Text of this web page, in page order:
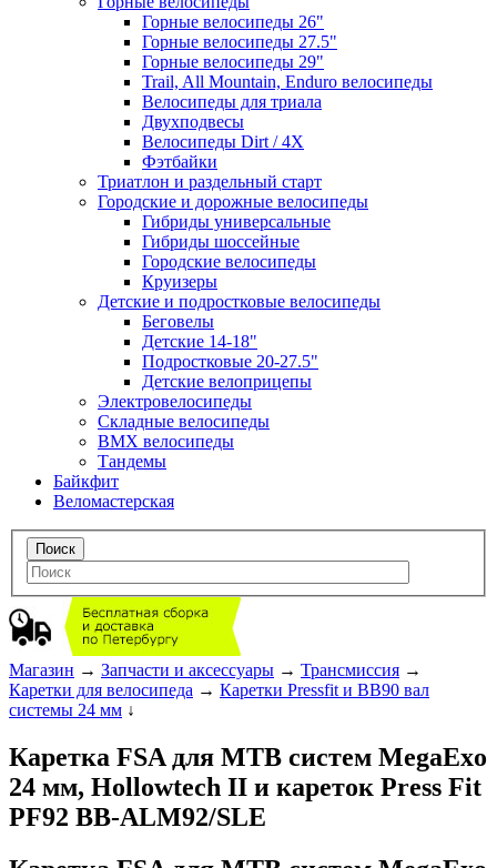
Горные велосипеды 26"
Горные велосипеды 27.5"
Горные велосипеды 29"
Trail, All Mountain, Enduro велосипеды
Велосипеды для триала
Двухподвесы
Велосипеды Dirt / 4X
Фэтбайки
Триатлон и раздельный старт
Городские и дорожные велосипеды
Гибриды универсальные
Гибриды шоссейные
Городские велосипеды
Круизеры
Детские и подростковые велосипеды
Беговелы
Детские 14-18"
Подростковые 20-27.5"
Детские велоприцепы
Электровелосипеды
Складные велосипеды
BMX велосипеды
Тандемы
Байкфит
Веломастерская
Магазин → Запчасти и аксессуары → Трансмиссия →
Каретки для велосипеда → Каретки Pressfit и BB90 вал
системы 24 мм ↓
Каретка FSA для MTB систем MegaExo
24 мм, Hollowtech II и кареток Press Fit
PF92 BB-ALM92/SLE